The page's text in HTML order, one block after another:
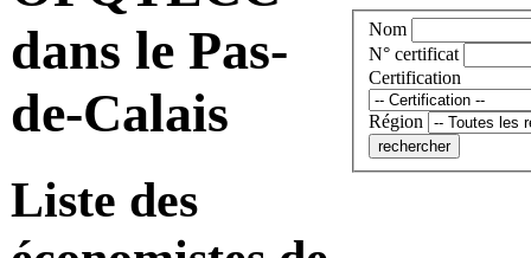
dans le Pas-
de-Calais
Liste des
Nom
N° certificat
Certification
Région